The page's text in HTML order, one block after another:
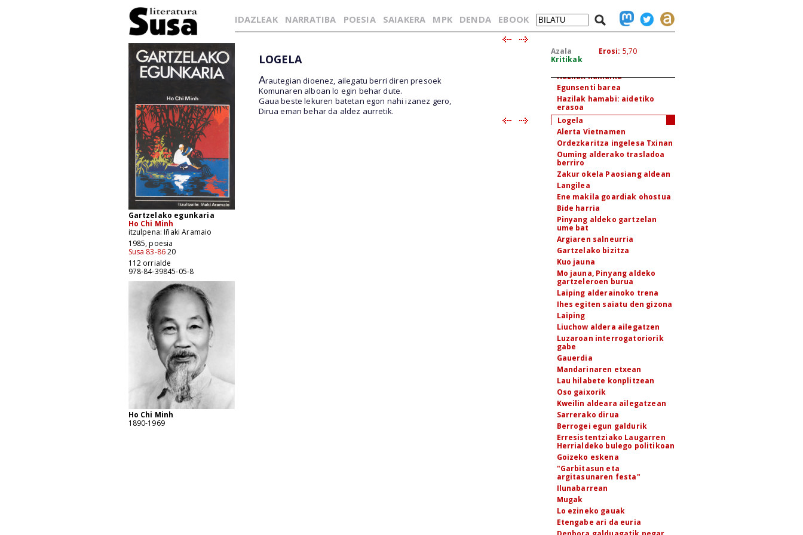
Gartzelako egunkaria
Ho Chi Minh
itzulpena: Iñaki Aramaio
1985, poesia
Susa 83-8620
112 orrialde
978-84-39845-05-8
Ho Chi Minh
1890-1969
IDAZLEAK NARRATIBA POESIA SAIAKERA MPK DENDA EBOOK
Azala
Kritikak
Erosi: 5,70
Lagun bat gogoan
Instantzia bat lagunarentzat
Hazteria
Arroza xehetzen
Hazilak hamaika
Egunsenti barea
Hazilak hamabi: aidetiko
erasoa
Logela
Alerta Vietnamen
Ordezkaritza ingelesa Txinan
Ouming alderako trasladoa
berriro
Zakur okela Paosiang aldean
Langilea
Ene makila goardiak ohostua
Bide harria
Pinyang aldeko gartzelan
ume bat
Argiaren salneurria
Gartzelako bizitza
Kuo jauna
Mo jauna, Pinyang aldeko
gartzeleroen burua
Laiping alderainoko trena
Ihes egiten saiatu den gizona
Laiping
Liuchow aldera ailegatzen
Luzaroan interrogatoriorik
gabe
Gauerdia
Mandarinaren etxean
Lau hilabete konplitzean
Oso gaixorik
Kweilin aldeara ailegatzean
Sarrerako dirua
Berrogei egun galdurik
Erresistentziako Laugarren
Herrialdeko bulego politikoan
Goizeko eskena
"Garbitasun eta
argitasunaren festa"
Ilunabarrean
Mugak
Lo ezineko gauak
Etengabe ari da euria
LOGELA
Arautegian dioenez, ailegatu berri diren presoek
Komunaren alboan lo egin behar dute.
Gaua beste lekuren batetan egon nahi izanez gero,
Dirua eman behar da aldez aurretik.